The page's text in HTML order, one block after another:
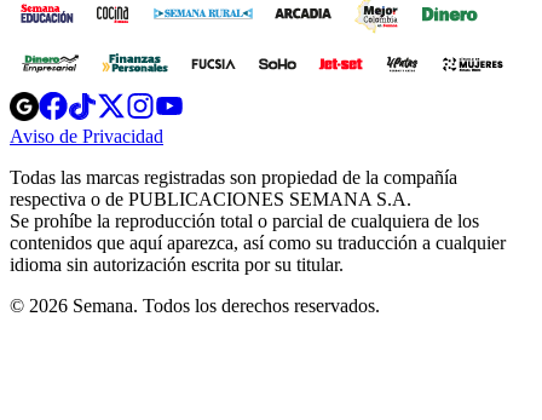
Opens
in
new
Opens
in
new
Opens
in
new
window
Opens
new
windowwindow
Aviso de Privacidad
new
window
Todas las marcas registradas son propiedad de la compañía
respectiva o de PUBLICACIONES SEMANA S.A.
Se prohíbe la reproducción total o parcial de cualquiera de los
contenidos que aquí aparezca, así como su traducción a cualquier
idioma sin autorización escrita por su titular.
© 2026 Semana. Todos los derechos reservados.